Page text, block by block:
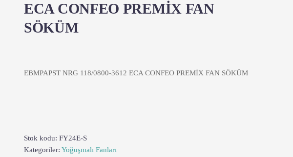
ECA CONFEO PREMİX FAN
SÖKÜM
EBMPAPST NRG 118/0800-3612 ECA CONFEO PREMİX FAN SÖKÜM
Stok kodu: FY24E-S
Kategoriler: Yoğuşmalı Fanları